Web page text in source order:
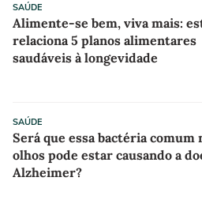
SAÚDE
Alimente-se bem, viva mais:
relaciona 5 planos alimentares
saudáveis à longevidade
SAÚDE
Será que essa bactéria comum
olhos pode estar causando a
Alzheimer?